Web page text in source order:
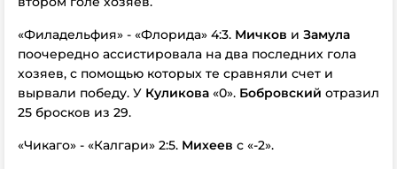
«Филадельфия» - «Флорида» 4:3. Мичков и Замула
поочередно ассистировала на два последних гола
хозяев, с помощью которых те сравняли счет и
вырвали победу. У Куликова «0». Бобровский отразил
25 бросков из 29.
«Чикаго» - «Калгари» 2:5. Михеев с «-2».